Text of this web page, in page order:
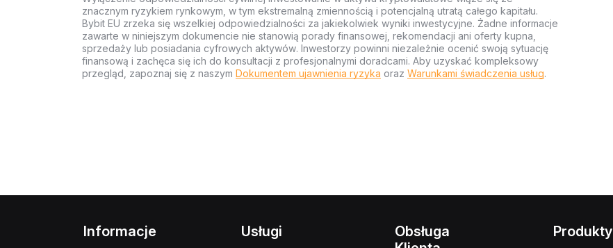
znacznym ryzykiem rynkowym, w tym ekstremalną zmiennością i potencjalną utratą całego kapitału.
Bybit EU zrzeka się wszelkiej odpowiedzialności za jakiekolwiek wyniki inwestycyjne. Żadne informacje
zawarte w niniejszym dokumencie nie stanowią porady finansowej, rekomendacji ani oferty kupna,
sprzedaży lub posiadania cyfrowych aktywów. Inwestorzy powinni niezależnie ocenić swoją sytuację
finansową i zachęca się ich do konsultacji z profesjonalnymi doradcami. Aby uzyskać kompleksowy
przegląd, zapoznaj się z naszym Dokumentem ujawnienia ryzyka oraz Warunkami świadczenia usług.
Informacje Usługi
Obsługa
Produkty